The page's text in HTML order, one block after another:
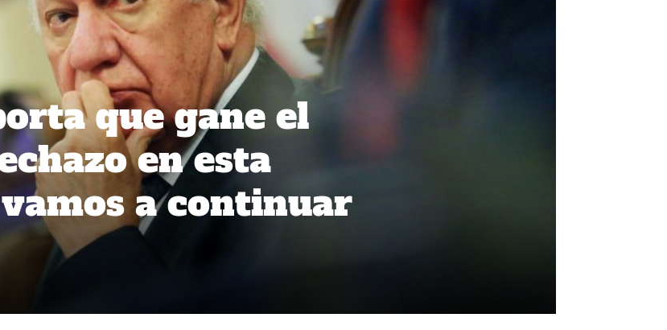
que gane el
en esta
a continuar